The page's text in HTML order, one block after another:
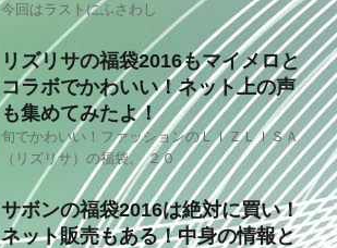
今回はラストにふさわし
リズリサの福袋2016もマイメロと
コラボでかわいい！ネット上の声
も集めてみたよ！
旬でかわいい！ファッションのＬＩＺＬＩＳＡ
（リズリサ）の福袋。 ２０
サボンの福袋2016は絶対に買い！
ネット販売もある！中身の情報と